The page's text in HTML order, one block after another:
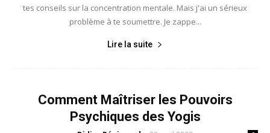
tes conseils sur la concentration mentale. Mais j'ai un sérieux
problème à te soumettre. Je zappe...
Lire la suite
Comment Maîtriser les Pouvoirs
Psychiques des Yogis